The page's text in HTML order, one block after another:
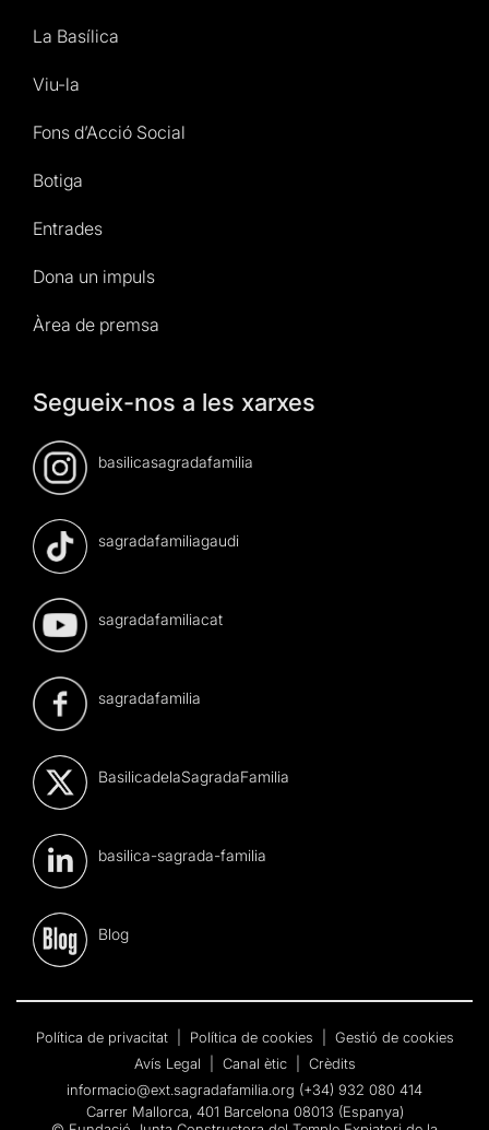
La Basílica
Viu-la
Fons d’Acció Social
Botiga
Entrades
Dona un impuls
Àrea de premsa
Segueix-nos a les xarxes
basilicasagradafamilia
sagradafamiliagaudi
sagradafamiliacat
sagradafamilia
BasilicadelaSagradaFamilia
basilica-sagrada-familia
Blog
Política de privacitat Política de cookies
Gestió de cookies
Avís Legal
Canal ètic
Crèdits
informacio@ext.sagradafamilia.org (+34) 932 080 414
Carrer Mallorca, 401 Barcelona 08013 (Espanya)